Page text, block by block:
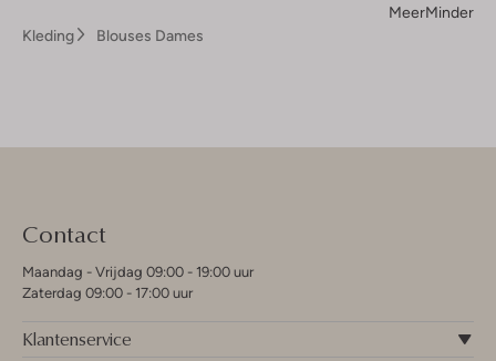
MeerMinder
Kleding
Blouses Dames
Contact
Maandag - Vrijdag 09:00 - 19:00 uur
Zaterdag 09:00 - 17:00 uur
Klantenservice